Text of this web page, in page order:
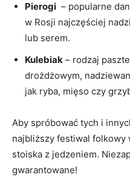
Pierogi
– popularne
w Rosji ⁣najczęściej
lub serem.
Kulebiak – rodzaj
drożdżowym,
jak ryba, mięso czy
Aby spróbować tych‌ i
⁣najbliższy festiwal folkowy
stoiska z jedzeniem.
gwarantowane!